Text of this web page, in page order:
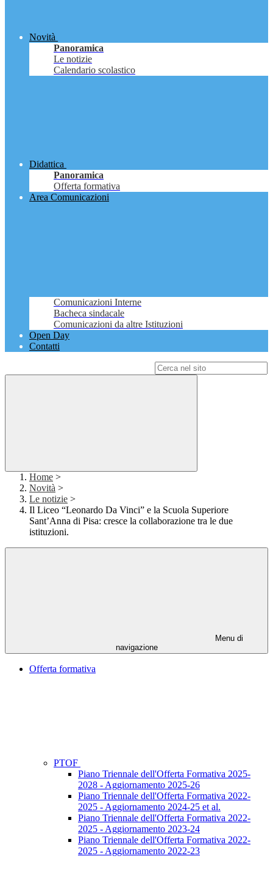
Novità
Panoramica
Le notizie
Calendario scolastico
Didattica
Panoramica
Offerta formativa
Area Comunicazioni
Comunicazioni Interne
Bacheca sindacale
Comunicazioni da altre Istituzioni
Open Day
Contatti
Home >
Novità >
Le notizie >
Il Liceo “Leonardo Da Vinci” e la Scuola Superiore
Sant’Anna di Pisa: cresce la collaborazione tra le due
istituzioni.
Menu di
navigazione
Offerta formativa
PTOF
Piano Triennale dell'Offerta Formativa 2025-
2028 - Aggiornamento 2025-26
Piano Triennale dell'Offerta Formativa 2022-
2025 - Aggiornamento 2024-25 et al.
Piano Triennale dell'Offerta Formativa 2022-
2025 - Aggiornamento 2023-24
Piano Triennale dell'Offerta Formativa 2022-
2025 - Aggiornamento 2022-23